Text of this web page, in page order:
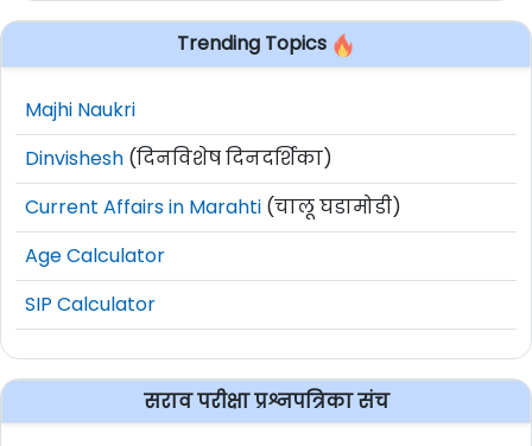
Trending Topics
Majhi Naukri
Dinvishesh (दिनविशेष दिनदर्शिका)
Current Affairs in Marahti (चालू घडामोडी)
Age Calculator
SIP Calculator
सराव परीक्षा प्रश्नपत्रिका संच